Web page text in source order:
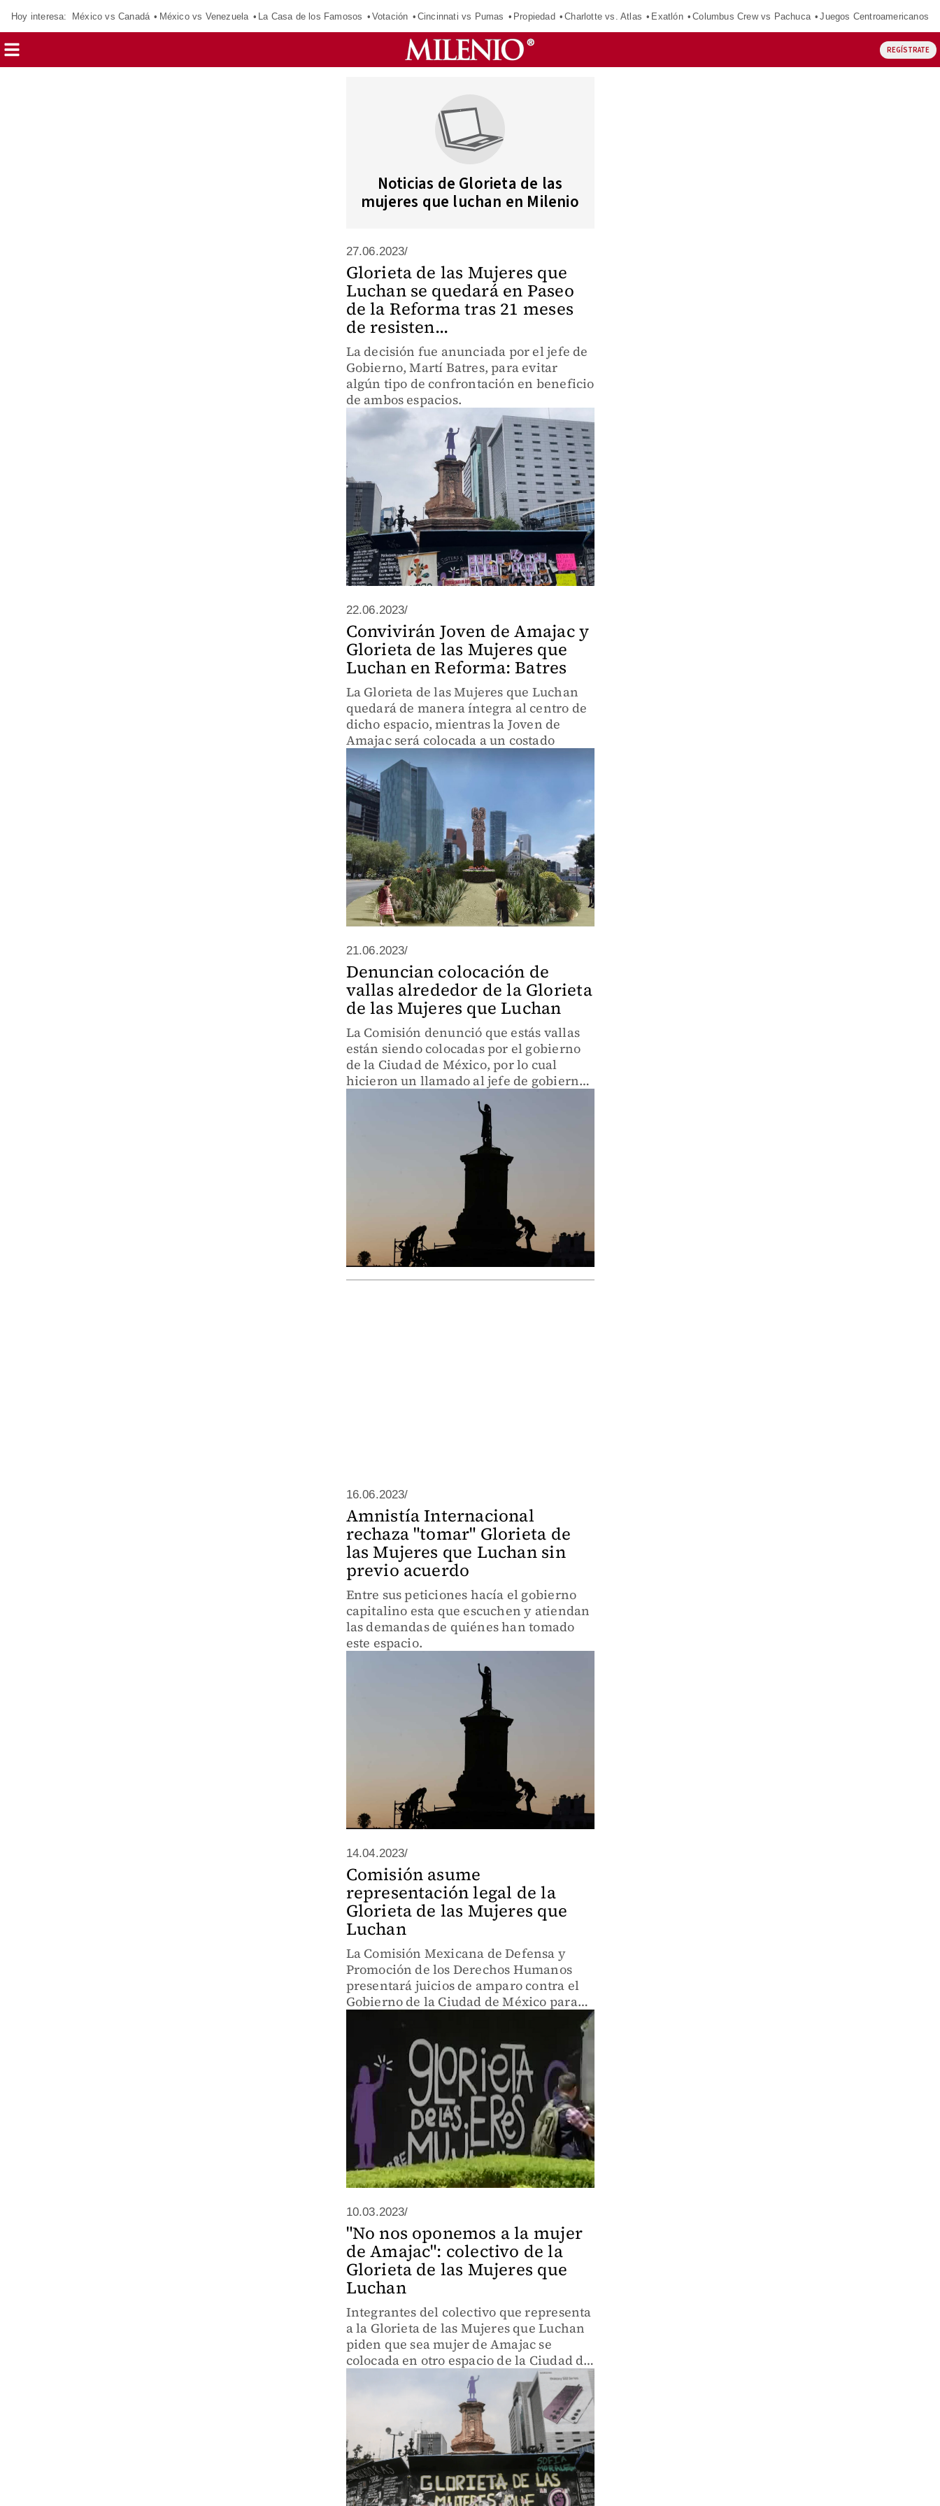
Hoy interesa: México vs Canadá México vs Venezuela La Casa de los Famosos Votación Cincinnati vs Pumas Propiedad Charlotte vs. Atlas Exatlón Columbus Crew vs Pachuca Juegos Centroamericanos
REGÍSTRATE
Noticias de Glorieta de las
mujeres que luchan en Milenio
27.06.2023/
Glorieta de las Mujeres que
Luchan se quedará en Paseo
de la Reforma tras 21 meses
de resisten...
La decisión fue anunciada por el jefe de
Gobierno, Martí Batres, para evitar
algún tipo de confrontación en beneficio
de ambos espacios.
22.06.2023/
Convivirán Joven de Amajac y
Glorieta de las Mujeres que
Luchan en Reforma: Batres
La Glorieta de las Mujeres que Luchan
quedará de manera íntegra al centro de
dicho espacio, mientras la Joven de
Amajac será colocada a un costado
21.06.2023/
Denuncian colocación de
vallas alrededor de la Glorieta
de las Mujeres que Luchan
La Comisión denunció que estás vallas
están siendo colocadas por el gobierno
de la Ciudad de México, por lo cual
hicieron un llamado al jefe de gobierno
16.06.2023/
Amnistía Internacional
rechaza "tomar" Glorieta de
las Mujeres que Luchan sin
previo acuerdo
Entre sus peticiones hacía el gobierno
capitalino esta que escuchen y atiendan
las demandas de quiénes han tomado
este espacio.
14.04.2023/
Comisión asume
representación legal de la
Glorieta de las Mujeres que
Luchan
La Comisión Mexicana de Defensa y
Promoción de los Derechos Humanos
presentará juicios de amparo contra el
Gobierno de la Ciudad de México para
garantizar la permanencia del espacio.
10.03.2023/
"No nos oponemos a la mujer
de Amajac": colectivo de la
Glorieta de las Mujeres que
Luchan
Integrantes del colectivo que representa
a la Glorieta de las Mujeres que Luchan
piden que sea mujer de Amajac se
colocada en otro espacio de la Ciudad de